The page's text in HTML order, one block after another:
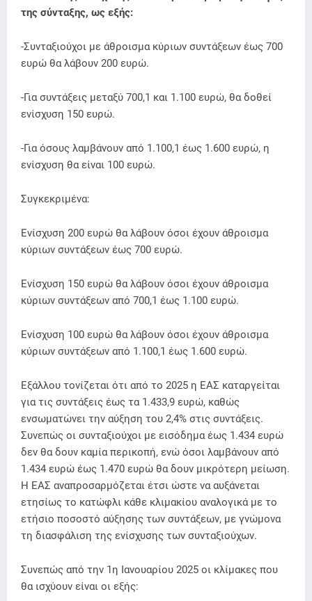
της σύνταξης, ως εξής:
-Συνταξιούχοι με άθροισμα κύριων συντάξεων έως 700
ευρώ θα λάβουν 200 ευρώ.
-Για συντάξεις μεταξύ 700,1 και 1.100 ευρώ, θα δοθεί
ενίσχυση 150 ευρώ.
-Για όσους λαμβάνουν από 1.100,1 έως 1.600 ευρώ, η
ενίσχυση θα είναι 100 ευρώ.
Συγκεκριμένα:
Ενίσχυση 200 ευρώ θα λάβουν όσοι έχουν άθροισμα
κύριων συντάξεων έως 700 ευρώ.
Ενίσχυση 150 ευρώ θα λάβουν όσοι έχουν άθροισμα
κύριων συντάξεων από 700,1 έως 1.100 ευρώ.
Ενίσχυση 100 ευρώ θα λάβουν όσοι έχουν άθροισμα
κύριων συντάξεων από 1.100,1 έως 1.600 ευρώ.
Εξάλλου τονίζεται ότι από το 2025 η ΕΑΣ καταργείται
για τις συντάξεις έως τα 1.433,9 ευρώ, καθώς
ενσωματώνει την αύξηση του 2,4% στις συντάξεις.
Συνεπώς οι συνταξιούχοι με εισόδημα έως 1.434 ευρώ
δεν θα δουν καμία περικοπή, ενώ όσοι λαμβάνουν από
1.434 ευρώ έως 1.470 ευρώ θα δουν μικρότερη μείωση.
Η ΕΑΣ αναπροσαρμόζεται έτσι ώστε να αυξάνεται
ετησίως το κατώφλι κάθε κλιμακίου αναλογικά με το
ετήσιο ποσοστό αύξησης των συντάξεων, με γνώμονα
τη διασφάλιση της ενίσχυσης των συνταξιούχων.
Συνεπώς από την 1η Ιανουαρίου 2025 οι κλίμακες που
θα ισχύουν είναι οι εξής: